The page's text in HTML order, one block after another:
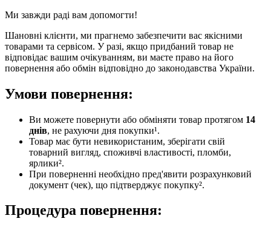
Ми завжди раді вам допомогти!
Шановні клієнти, ми прагнемо забезпечити вас якісними
товарами та сервісом. У разі, якщо придбаний товар не
відповідає вашим очікуванням, ви маєте право на його
повернення або обмін відповідно до законодавства України.
Умови повернення:
Ви можете повернути або обміняти товар протягом 14
днів, не рахуючи дня покупки¹.
Товар має бути невикористаним, зберігати свій
товарний вигляд, споживчі властивості, пломби,
ярлики².
При поверненні необхідно пред'явити розрахунковий
документ (чек), що підтверджує покупку².
Процедура повернення: